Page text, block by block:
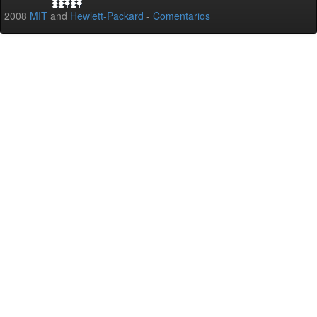
2008 MIT and Hewlett-Packard - Comentarios